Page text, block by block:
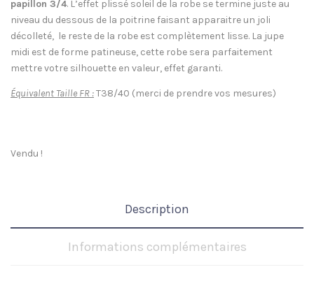
papillon 3/4. L’effet plissé soleil de la robe se termine juste au
niveau du dessous de la poitrine faisant apparaitre un joli
décolleté, le reste de la robe est complètement lisse. La jupe
midi est de forme patineuse, cette robe sera parfaitement
mettre votre silhouette en valeur, effet garanti.
Équivalent Taille FR :T38/40 (merci de prendre vos mesures)
Vendu !
Description
Informations complémentaires